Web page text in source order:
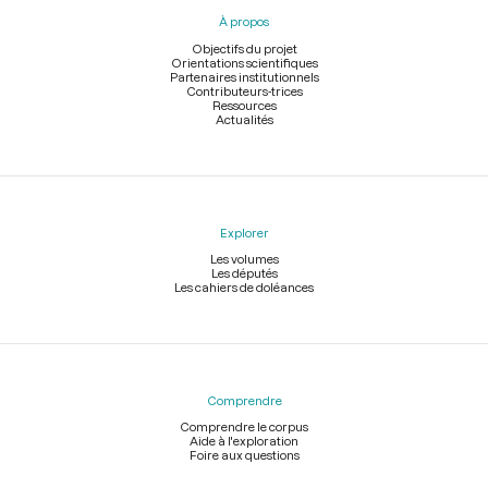
À propos
Objectifs du projet
Orientations scientifiques
Partenaires institutionnels
Contributeurs-trices
Ressources
Actualités
Explorer
Les volumes
Les députés
Les cahiers de doléances
Comprendre
Comprendre le corpus
Aide à l'exploration
Foire aux questions